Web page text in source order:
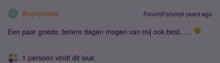
A Anonymous Forum|Forum|4 years ago
Een paar goede, betere dagen mogen van mij ook best......
1 persoon vindt dit leuk